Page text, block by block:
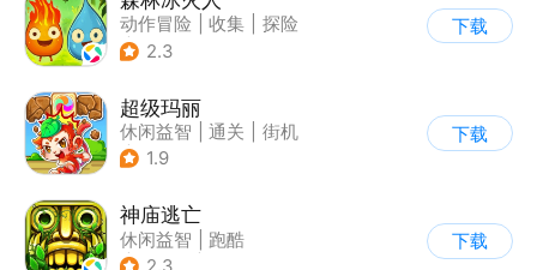
动作冒险 收集
探险
| 儿童游戏
2.3
下载
超级玛丽
休闲益智 通关
街机
| 儿童游戏
1.9
下载
神庙逃亡
休闲益智
跑酷
| 欧美风
下载